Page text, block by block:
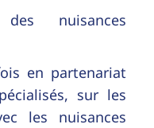
nuisances
en partenariat
sur les
les nuisances